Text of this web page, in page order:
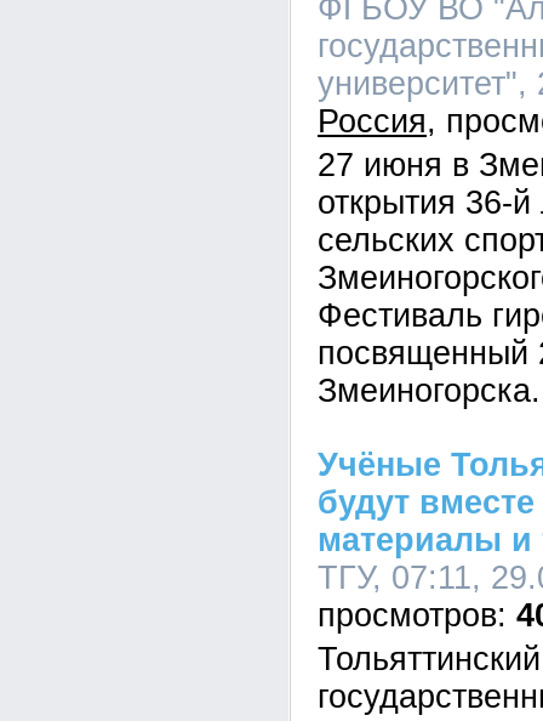
ФГБОУ ВО
Россия
27 июня в
открытия 36-
сельских
Фестиваль
посвященный
Змеиногорска.
Учёные
будут
материалы и
ТГУ, 07:11,
Тольяттинский